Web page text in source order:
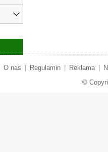
O nas Regulamin Reklama
©